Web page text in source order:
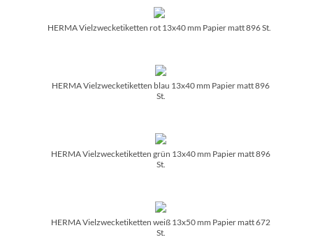
HERMA Vielzwecketiketten rot 13x40 mm Papier matt 896 St.
HERMA Vielzwecketiketten blau 13x40 mm Papier matt 896
St.
HERMA Vielzwecketiketten grün 13x40 mm Papier matt 896
St.
HERMA Vielzwecketiketten weiß 13x50 mm Papier matt 672
St.